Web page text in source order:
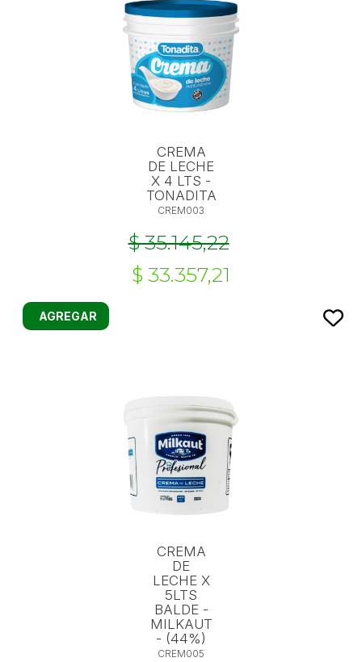
CREMA
DE LECHE
X 4 LTS -
TONADITA
CREM003
$ 35.145,22
$ 33.357,21
AGREGAR
CREMA
DE
LECHE X
5LTS
BALDE -
MILKAUT
- (44%)
CREM005